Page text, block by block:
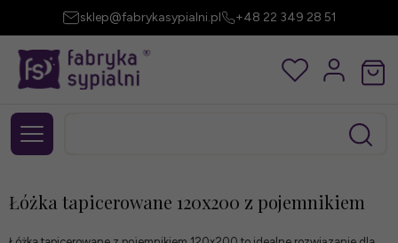
sklep@fabrykasypialni.pl +48 22 349 28 51
Łóżka tapicerowane 120x200 z pojemnikiem